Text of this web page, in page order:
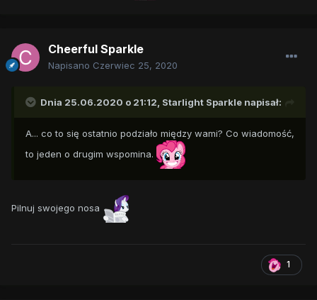
Cheerful Sparkle
Napisano Czerwiec 25, 2020
Dnia 25.06.2020 o 21:12, Starlight Sparkle napisał:
A... co to się ostatnio podziało między wami? Co wiadomość,
to jeden o drugim wspomina.
Pilnuj swojego nosa
1